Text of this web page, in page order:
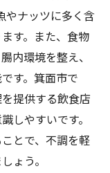
ストレス軽減
コミュニティ
クゼーション
の地域密着
やナッツに多く含
す。また、食物
内環境を整え、
す。箕面市で
提供する飲食店
しやすいです。
とで、不調を軽
ょう。